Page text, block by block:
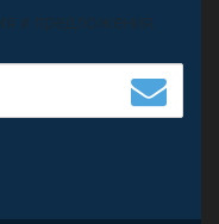
и предложения.